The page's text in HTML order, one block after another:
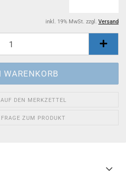
inkl. 19% MwSt. zzgl. Versand
AUF DEN MERKZETTEL
FRAGE ZUM PRODUKT